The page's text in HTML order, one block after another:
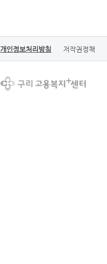
개인정보처리방침 저작권정책